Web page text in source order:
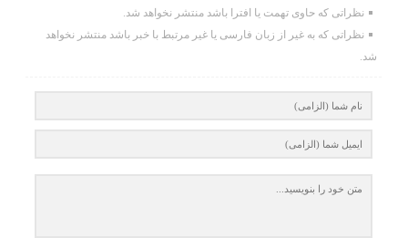
نظراتی که حاوی تهمت یا افترا باشد منتشر نخواهد شد.
نظراتی که به غیر از زبان فارسی یا غیر مرتبط با خبر باشد منتشر نخواهد
شد.